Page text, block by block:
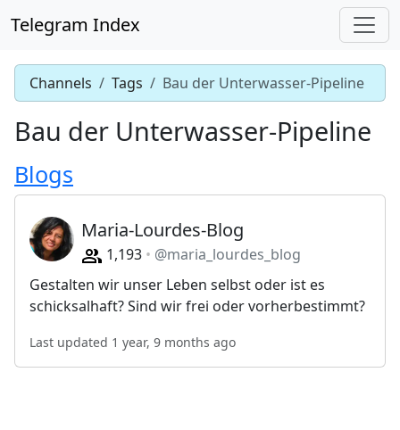
Telegram Index
Channels Tags Bau der Unterwasser-Pipeline
Bau der Unterwasser-Pipeline
Blogs
Maria-Lourdes-Blog
1,193
@maria_lourdes_blog
Gestalten wir unser Leben selbst oder ist es
schicksalhaft? Sind wir frei oder vorherbestimmt?
Last updated 1 year, 9 months ago